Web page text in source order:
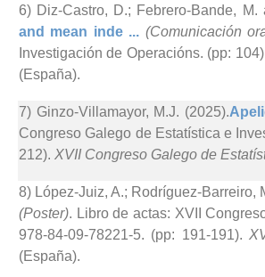
6) Diz-Castro, D.; Febrero-Bande,
and mean inde ... (Comunicación
Investigación de Operacións. (pp:
(España).
7) Ginzo-Villamayor, M.J. (2025).
Congreso Galego de Estatística e
212). XVII Congreso Galego de
8) López-Juiz, A.; Rodríguez-Barreiro,
(Poster). Libro de actas: XVII
978-84-09-78221-5. (pp: 191-191).
(España).